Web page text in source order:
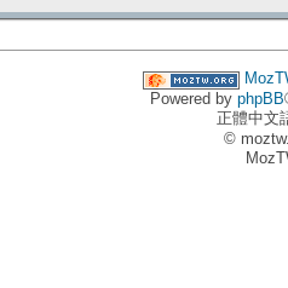
Powered by phpBB
正體中文
©